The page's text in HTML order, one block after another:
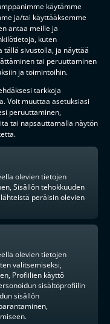
käytämme
ja/tai käyttääksemme
antaa meille ja
kuten
tällä sivustolla, ja näyttää
tai peruuttaminen
ja toimintoihin.
tarkkoja
Voit muuttaa asetuksiasi
peruuttaminen,
tai napsauttamalla näytön
olevien tietojen
Sisällön tehokkuuden
peräisin olevien
olevien tietojen
valitsemiseksi,
Profiilien käyttö
sisältöprofiilin
sisällön
SALIBANDYA